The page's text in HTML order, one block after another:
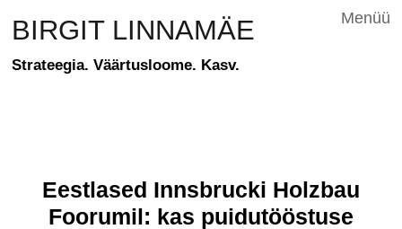
BIRGIT LINNAMÄE
Strateegia. Väärtusloome. Kasv.
Menüü
Eestlased Innsbrucki Holzbau
Foorumil: kas puidutööstuse